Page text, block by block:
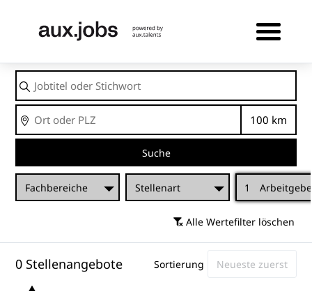
Jobtitel
oder
Stichwort
Ort
Suche
Fachbereiche Stellenart 1
Alle Wertefilter löschen
0 Stellenangebote Sortierung